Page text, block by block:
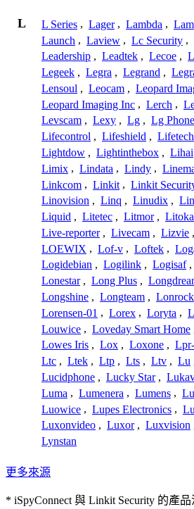
L L Series , Lager , Lambda ,
Launch , Laview , Lc Security ,
Leadership , Leadtek , Lecoe ,
Legeek , Legra , Legrand ,
Lensoul , Leocam , Leopard
Leopard Imaging Inc , Lerch ,
Levscam , Lexy , Lg , Lg Phone
Lifecontrol , Lifeshield , Lifetech
Lightdow , Lightinthebox , Lihai
Limix , Lindata , Lindy ,
Linkcom , Linkit , Linkit
Linovision , Linq , Linudix ,
Liquid , Litetec , Litmor ,
Live-reporter , Livecam , Lizvie ,
LOEWIX , Lof-v , Loftek ,
Logidebian , Logilink , Logisaf ,
Lonestar , Long Plus ,
Longshine , Longteam , Lonrock
Lorensen-01 , Lorex , Loryta ,
Louwice , Loveday Smart Home
Lowes Iris , Lox , Loxone ,
Ltc , Ltek , Ltp , Lts , Ltv , Lu
Lucidphone , Lucky Star ,
Luma , Lumenera , Lumens ,
Luowice , Lupes Electronics ,
Luxonvideo , Luxor , Luxvision
Lynstan
更多來源
* iSpyConnect 與 Linkit Security 的產